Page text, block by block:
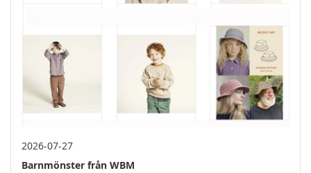
2026-07-27
Barnmönster från WBM